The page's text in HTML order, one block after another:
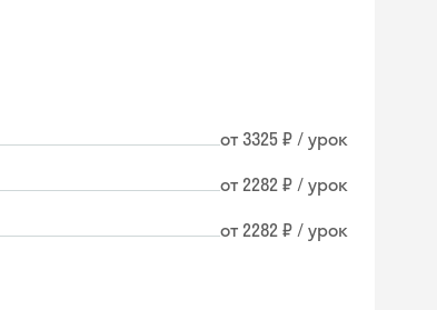
от 3325 ₽ / урок
от 2282 ₽ / урок
от 2282 ₽ / урок